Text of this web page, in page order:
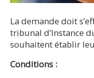
La demande doit
tribunal d’Instance
souhaitent établir
Conditions :